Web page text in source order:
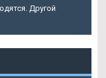
Другой